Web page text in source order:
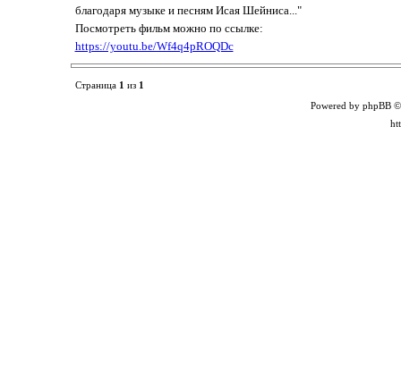
благодаря музыке и песням Исая Шейниса..."
Посмотреть фильм можно по ссылке:
https://youtu.be/Wf4q4pROQDc
Страница 1 из 1
Powered by phpBB